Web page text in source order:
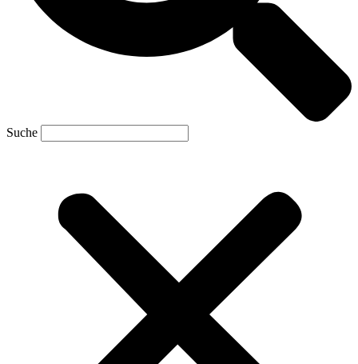
Suche